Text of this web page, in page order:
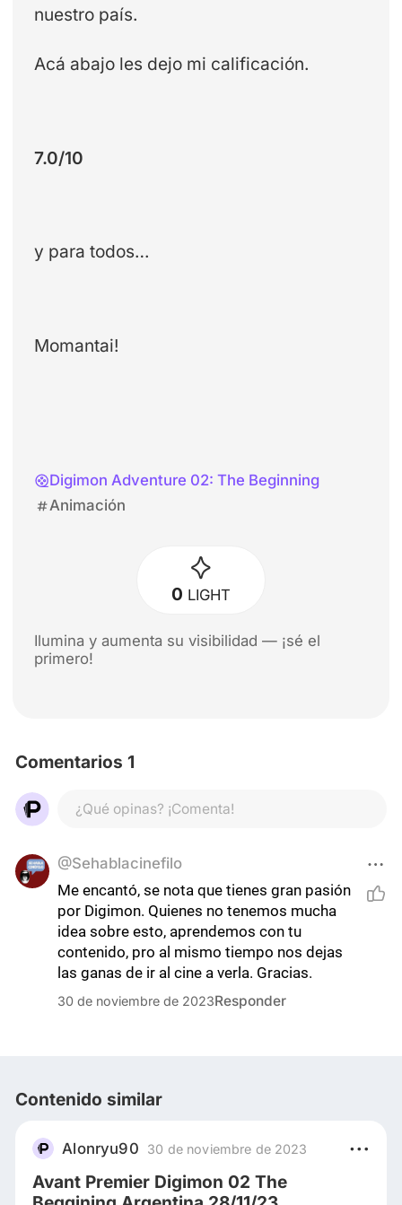
nuestro país.
Acá abajo les dejo mi calificación.
7.0/10
y para todos…
Momantai!
Digimon Adventure 02: The Beginning
Animación
0 LIGHT
Ilumina y aumenta su visibilidad — ¡sé el
primero!
Comentarios 1
¿Qué opinas? ¡Comenta!
@Sehablacinefilo
Me encantó, se nota que tienes gran pasión
por Digimon. Quienes no tenemos mucha
idea sobre esto, aprendemos con tu
contenido, pro al mismo tiempo nos dejas
las ganas de ir al cine a verla. Gracias.
30 de noviembre de 2023Responder
Contenido similar
Alonryu90 30 de noviembre de 2023
Avant Premier Digimon 02 The